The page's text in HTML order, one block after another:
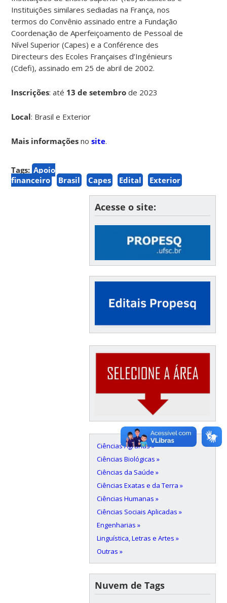
Instituições similares sediadas na França, nos
termos do Convênio assinado entre a Fundação
Coordenação de Aperfeiçoamento de Pessoal de
Nível Superior (Capes) e a Conférence des
Directeurs des Ecoles Françaises d’Ingénieurs
(Cdefi), assinado em 25 de abril de 2002.
Inscrições: até 13 de setembrode 2023
Local: Brasil e Exterior
Mais informações nosite.
Tags: Apoio
financeiro
Brasil Capes Edital Exterior
Acesse o site:
Ciências Agrárias »
Ciências Biológicas »
Ciências da Saúde »
Ciências Exatas e da Terra »
Ciências Humanas »
Ciências Sociais Aplicadas »
Engenharias »
Linguística, Letras e Artes »
Outras »
Nuvem de Tags